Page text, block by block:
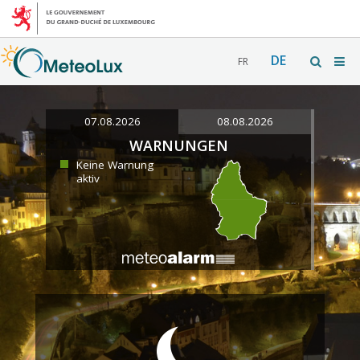
FR DE
07.08.2026 08.08.2026
WARNUNGEN
Keine Warnung
aktiv